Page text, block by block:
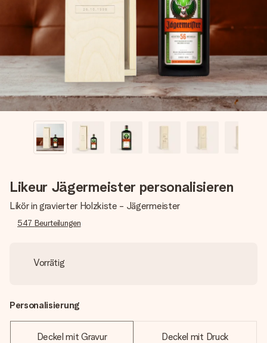
Erstelle etwas Einzigartiges in wenigen Schritten – mit
ihrem Namen, deinem Foto oder einer Nachricht von
Herzen. Kein Stress, nur pure Liebe für den perfekten
Moment.
Likeur Jägermeister personalisieren
Likör in gravierter Holzkiste - Jägermeister
547 Beurteilungen
Vorrätig
Personalisierung
Deckel mit Gravur Deckel mit Druck